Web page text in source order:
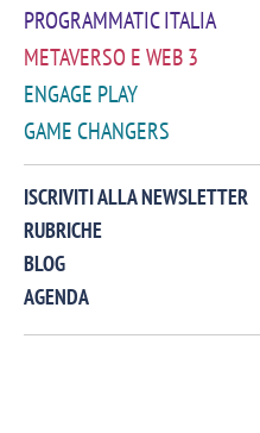
PROGRAMMATIC ITALIA
METAVERSO E WEB 3
ENGAGE PLAY
GAME CHANGERS
ISCRIVITI ALLA NEWSLETTER
RUBRICHE
BLOG
AGENDA